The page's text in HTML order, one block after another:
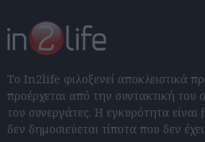
Το In2life φιλοξενεί αποκλειστικά
προέρχεται από την συντακτική του
του συνεργάτες. Η εγκυρότητα είναι
δεν δημοσιεύεται τίποτα που δεν